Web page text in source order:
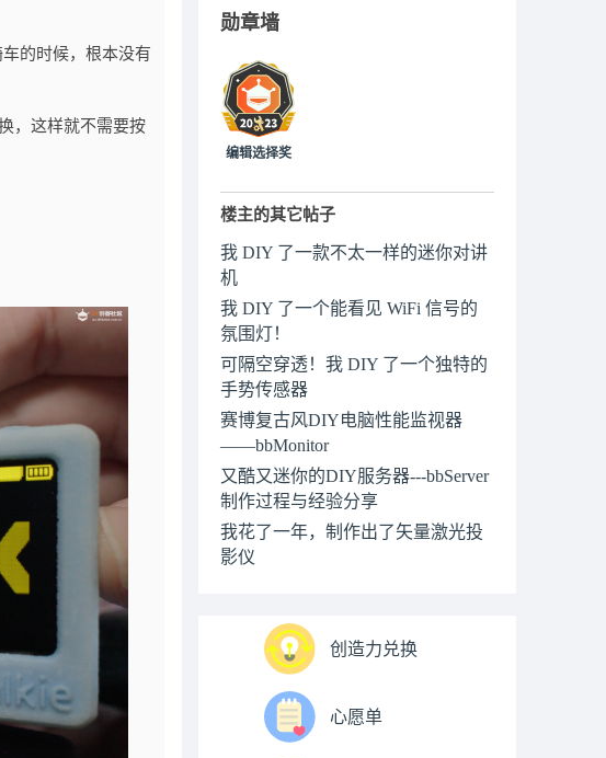
的时候，根本没有
，这样就不需要按
勋章墙
编辑选择奖
楼主的其它帖子
我 DIY 了一款不太一样的迷你对讲
机
我 DIY 了一个能看见 WiFi 信号的
氛围灯！
可隔空穿透！我 DIY 了一个独特的
手势传感器
赛博复古风DIY电脑性能监视器
——bbMonitor
又酷又迷你的DIY服务器---bbServer
制作过程与经验分享
我花了一年，制作出了矢量激光投
影仪
创造力兑换
心愿单